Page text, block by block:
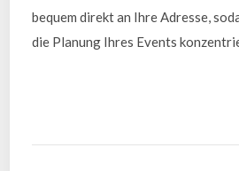
bequem direkt an Ihre Adresse,
die Planung Ihres Events